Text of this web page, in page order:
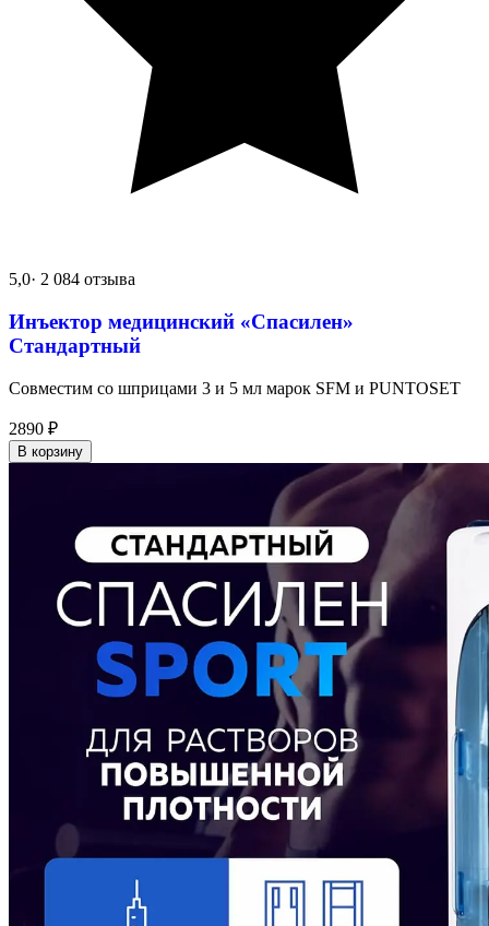
5,0· 2 084 отзыва
Инъектор медицинский «Спасилен»
Стандартный
Совместим со шприцами 3 и 5 мл марок SFM и PUNTOSET
2890 ₽
В корзину